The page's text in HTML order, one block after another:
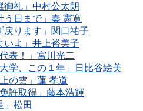
御礼」中村公太朗
う日まで」秦 憲寛
戻ります」関口祐子
いよ」井上裕美子
表！」宮川光二
学、この１年」日比谷絵美
の雲」蓮 孝道
許取得」藤本浩輝
」松田